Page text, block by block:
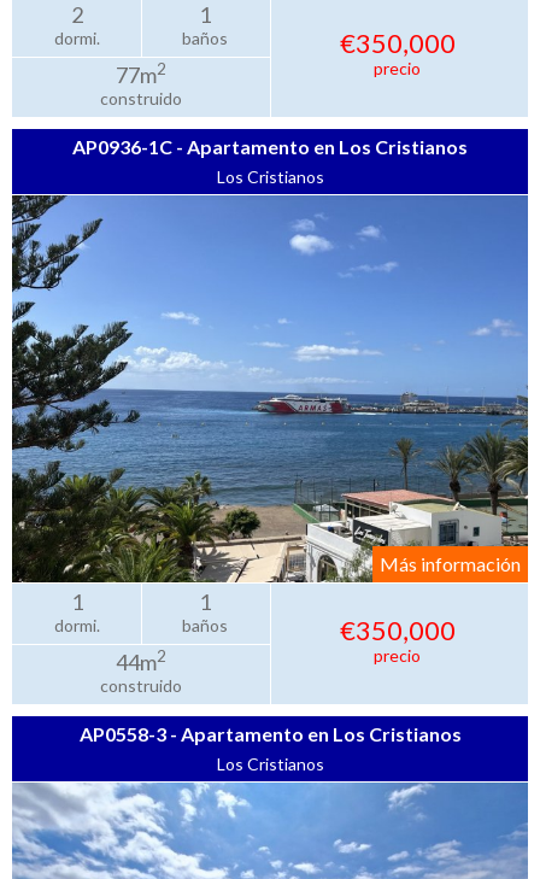
2
dormi.
1
baños
77m2
construido
€350,000
precio
AP0936-1C - Apartamento en Los Cristianos
Los Cristianos
Más información
1
dormi.
1
baños
44m2
construido
€350,000
precio
AP0558-3 - Apartamento en Los Cristianos
Los Cristianos